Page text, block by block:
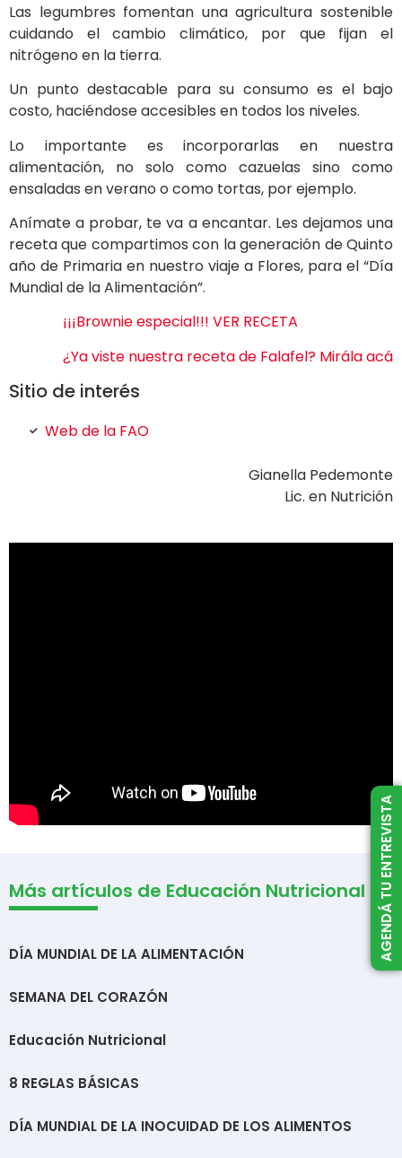
Las legumbres fomentan una agricultura sostenible
cuidando el cambio climático, por que fijan el
nitrógeno en la tierra.
Un punto destacable para su consumo es el bajo
costo, haciéndose accesibles en todos los niveles.
Lo importante es incorporarlas en nuestra
alimentación, no solo como cazuelas sino como
ensaladas en verano o como tortas, por ejemplo.
Anímate a probar, te va a encantar. Les dejamos una
receta que compartimos con la generación de Quinto
año de Primaria en nuestro viaje a Flores, para el “Día
Mundial de la Alimentación”.
¡¡¡Brownie especial!!! VER RECETA
¿Ya viste nuestra receta de Falafel? Mirála acá
Sitio de interés
Web de la FAO
Gianella Pedemonte
Lic. en Nutrición
Más artículos de Educación Nutricional
DÍA MUNDIAL DE LA ALIMENTACIÓN
SEMANA DEL CORAZÓN
Educación Nutricional
8 REGLAS BÁSICAS
DÍA MUNDIAL DE LA INOCUIDAD DE LOS ALIMENTOS
AGENDÁ TU ENTREVISTA